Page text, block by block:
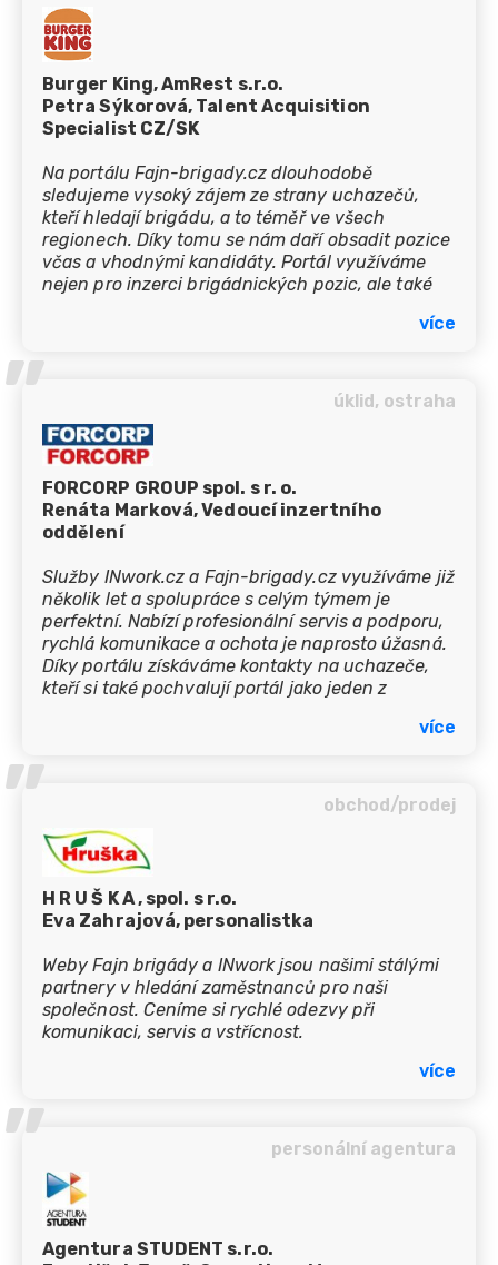
společnost se převážně zaměřuje na dělnické
pozice, proto je tento portál ideálním pro naši
cílovou skupinu. Za nás můžeme jen a jen
doporučit i ostatním.
Burger King, AmRest s.r.o.
Petra Sýkorová, Talent Acquisition
Specialist CZ/SK
Na portálu Fajn-brigady.cz dlouhodobě
sledujeme vysoký zájem ze strany uchazečů,
kteří hledají brigádu, a to téměř ve všech
regionech. Díky tomu se nám daří obsadit pozice
včas a vhodnými kandidáty. Portál využíváme
nejen pro inzerci brigádnických pozic, ale také
skvělé zákaznické podpory.
více
’’ úklid, ostraha
FORCORP GROUP spol. s r. o.
Renáta Marková, Vedoucí inzertního
oddělení
Služby INwork.cz a Fajn-brigady.cz využíváme již
několik let a spolupráce s celým týmem je
perfektní. Nabízí profesionální servis a podporu,
rychlá komunikace a ochota je naprosto úžasná.
Díky portálu získáváme kontakty na uchazeče,
kteří si také pochvalují portál jako jeden z
více
’’ obchod/prodej
H R U Š K A , spol. s r.o.
Eva Zahrajová, personalistka
Weby Fajn brigády a INwork jsou našimi stálými
partnery v hledání zaměstnanců pro naši
společnost. Ceníme si rychlé odezvy při
komunikaci, servis a vstřícnost.
více
’’ personální agentura
Agentura STUDENT s.r.o.